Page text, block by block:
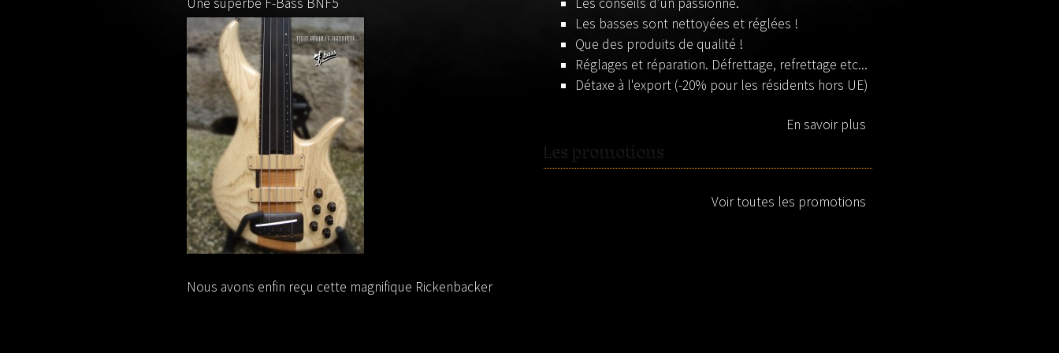
Nous avons enfin reçu cette magnifique Rickenbacker
Les basses sont nettoyées et réglées !
Que des produits de qualité !
Réglages et réparation. Défrettage, refrettage etc...
Détaxe à l'export (-20% pour les résidents hors UE)
En savoir plus
Les promotions
Voir toutes les promotions